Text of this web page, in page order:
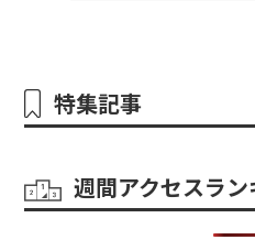
特集記事
週間アクセスラン